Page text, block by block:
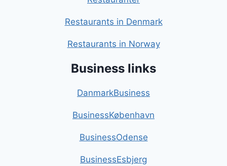
Restaurants in Denmark
Restaurants in Norway
Business links
DanmarkBusiness
BusinessKøbenhavn
BusinessOdense
BusinessEsbjerg